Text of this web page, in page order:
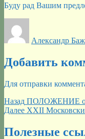
Буду рад Вашим
Александр
Добавить
Для отправки
Навигация
по
записям
Назад Предыдущая
запись:
ПОЛОЖЕНИЕ о
Далее Следующая
XXII
Полезные